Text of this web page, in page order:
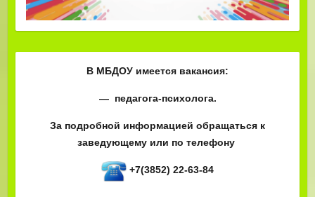
В МБДОУ имеется вакансия:
— педагога-психолога.
За подробной информацией обращаться к
заведующему или по телефону
+7(3852) 22-63-84